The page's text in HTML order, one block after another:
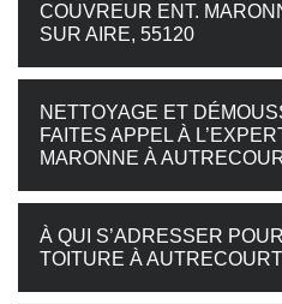
COUVREUR ENT.
SUR AIRE, 55120
NETTOYAGE ET
FAITES APPEL À
MARONNE À
À QUI S’ADRESSER
TOITURE À